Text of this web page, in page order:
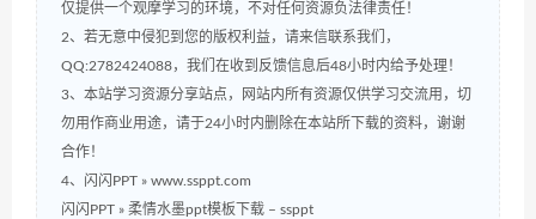
仅提供一个观摩学习的环境，不对任何资源负法律责任！
2、若无意中侵犯到您的版权利益，请来信联系我们，
QQ:2782424088，我们在收到反馈信息后48小时内给予处理！
3、本站学习资源分享站点，网站内所有资源仅供学习交流用，切
勿用作商业用途，请于24小时内删除在本站所下载的资料，谢谢
合作！
4、闪闪PPT » www.ssppt.com
闪闪PPT » 柔情水墨ppt模板下载 – ssppt